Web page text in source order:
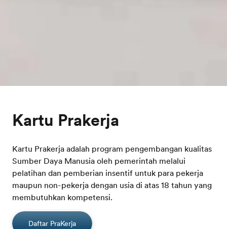
Kartu Prakerja
Kartu Prakerja adalah program pengembangan kualitas
Sumber Daya Manusia oleh pemerintah melalui
pelatihan dan pemberian insentif untuk para pekerja
maupun non-pekerja dengan usia di atas 18 tahun yang
membutuhkan kompetensi.
Daftar PraKerja